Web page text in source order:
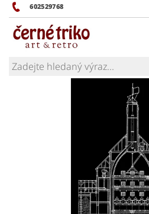
602529768